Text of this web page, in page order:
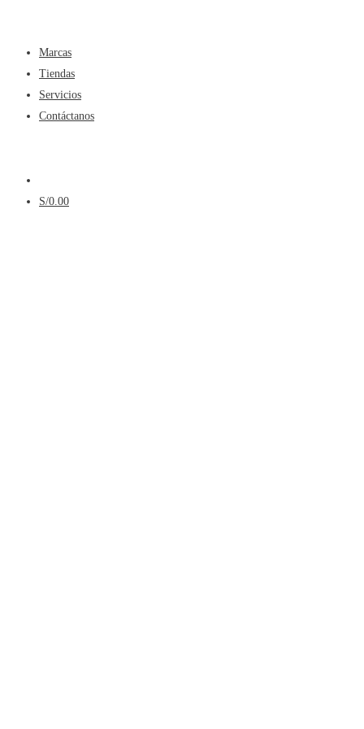
Menú
Marcas
Tiendas
Servicios
Contáctanos
Menú
S/0.00